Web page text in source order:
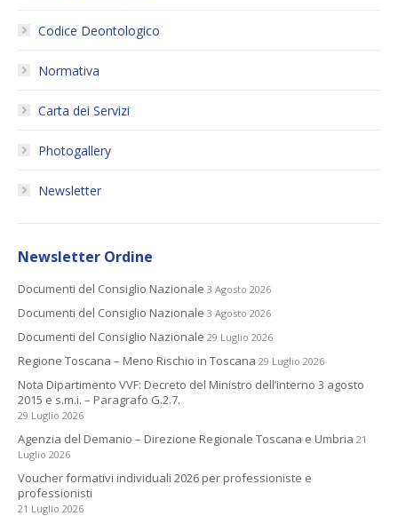
Codice Deontologico
Normativa
Carta dei Servizi
Photogallery
Newsletter
Newsletter Ordine
Documenti del Consiglio Nazionale 3 Agosto 2026
Documenti del Consiglio Nazionale 3 Agosto 2026
Documenti del Consiglio Nazionale 29 Luglio 2026
Regione Toscana – Meno Rischio in Toscana 29 Luglio 2026
Nota Dipartimento VVF: Decreto del Ministro dell’interno 3 agosto
2015 e s.m.i. – Paragrafo G.2.7.
29 Luglio 2026
Agenzia del Demanio – Direzione Regionale Toscana e Umbria 21
Luglio 2026
Voucher formativi individuali 2026 per professioniste e
professionisti
21 Luglio 2026